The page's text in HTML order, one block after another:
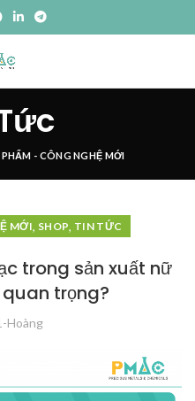
PHẨM - CÔNG NGHỆ MỚI
MỚI, SHOP, TIN TỨC
trong sản xuất nữ
trọng?
Hoàng